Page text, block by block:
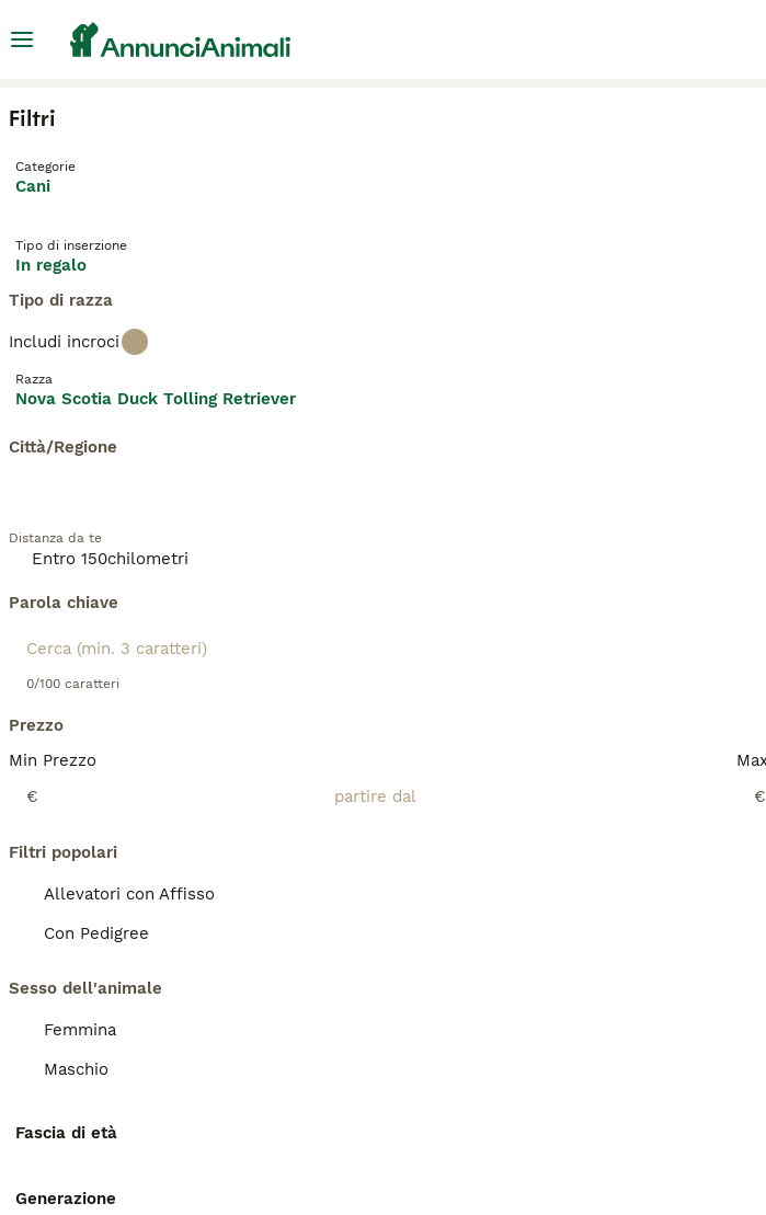
Filtri
Categorie
Cani
Tipo di inserzione
In regalo
Tipo di razza
Includi incroci
Razza
Nova Scotia Duck Tolling Retriever
Città/Regione
Distanza da te
Parola chiave
0/100 caratteri
Prezzo
Min Prezzo
€
€
Filtri popolari
Allevatori con Affisso
Con Pedigree
Sesso dell'animale
Femmina
Maschio
Fascia di età
Generazione